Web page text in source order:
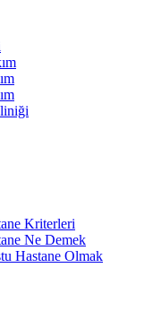
Kriterleri
Ne Demek
Hastane Olmak